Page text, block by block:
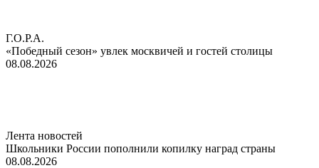
Г.О.Р.А.
«Победный сезон» увлек москвичей и гостей столицы
08.08.2026
Лента новостей
Школьники России пополнили копилку наград страны
08.08.2026